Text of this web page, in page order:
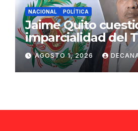
NACIONAL POLÍTICA
Jaime Quito
imparcialidad del
Constitucional tras
de Ollanta Humala
AGOSTO 1, 2026